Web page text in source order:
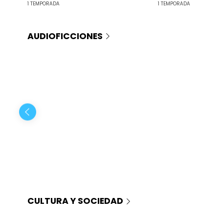
1 TEMPORADA 1 TEMPORADA
AUDIOFICCIONES
CULTURA Y SOCIEDAD